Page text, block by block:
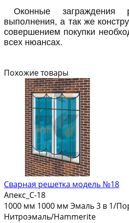
Оконные заграждения
выполнения, а так же
совершением покупки
всех нюансах.
Похожие товары
Сварная решетка модель №18
Апекс_С-18
1000 мм 1000 мм Эмаль 3 в 1/
Нитроэмаль/Hammerite